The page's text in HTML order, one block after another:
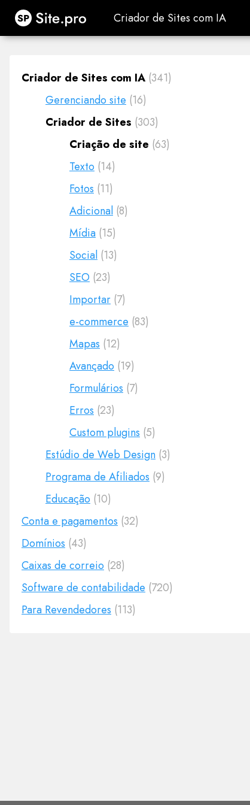
Site.pro Criador de Sites com IA
Criador de Sites com IA
Criador de Sites com IA (341)
Gerenciando site (16)
Criador de Sites (303)
Criação de site (63)
Texto (14)
Fotos (11)
Adicional (8)
Mídia (15)
Social (13)
SEO (23)
Importar (7)
e-commerce (83)
Mapas (12)
Avançado (19)
Formulários (7)
Erros (23)
Custom plugins (5)
Estúdio de Web Design (3)
Programa de Afiliados (9)
Educação (10)
Conta e pagamentos (32)
Domínios (43)
Caixas de correio (28)
Software de contabilidade (720)
Para Revendedores (113)